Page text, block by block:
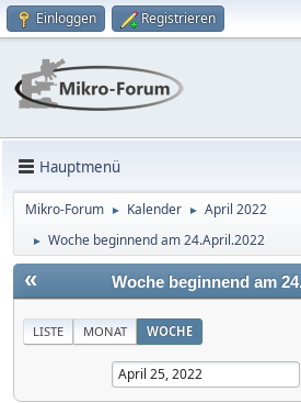
Einloggen Registrieren
Hauptmenü
Mikro-Forum ► Kalender ► April 2022
► Woche beginnend am 24.April.2022
« Woche beginnend am
LISTE MONAT WOCHE